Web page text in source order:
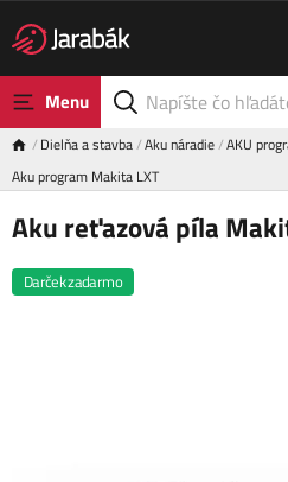
Menu
Dielňa a stavba Aku náradie AKU
Aku program Makita LXT
Aku reťazová píla
Darček zadarmo